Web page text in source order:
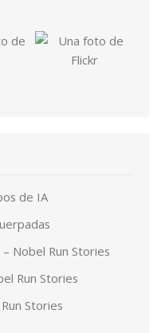
de IA
Nobel Run Stories
Run Stories
Stories